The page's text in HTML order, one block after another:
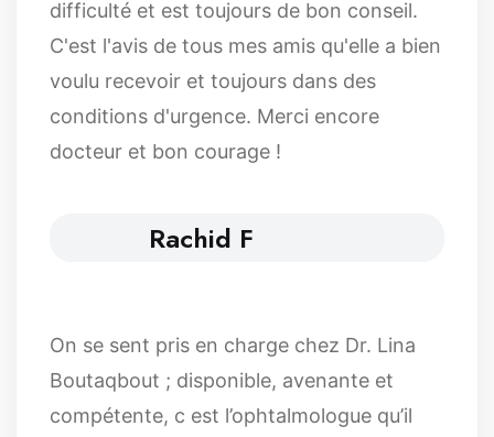
difficulté et est toujours de bon conseil.
C'est l'avis de tous mes amis qu'elle a bien
voulu recevoir et toujours dans des
conditions d'urgence. Merci encore
docteur et bon courage !
Rachid F
On se sent pris en charge chez Dr. Lina
Boutaqbout ; disponible, avenante et
compétente, c est l’ophtalmologue qu’il